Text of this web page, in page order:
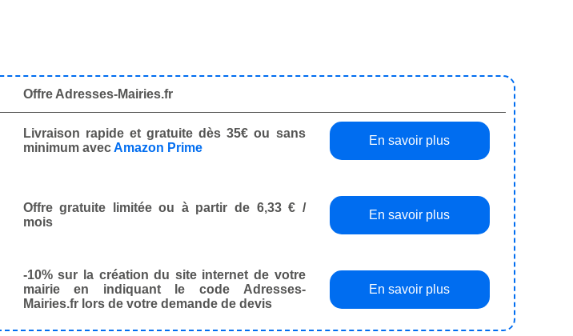
Offre Adresses-Mairies.fr
Livraison rapide et gratuite dès 35€ ou sans
minimum avecAmazon Prime
En savoir plus
Offre gratuite limitée ou à partir de 6,33 € /
mois
En savoir plus
-10% sur la création du site internet de votre
mairie en indiquant le code Adresses-
Mairies.fr lors de votre demande de devis
En savoir plus